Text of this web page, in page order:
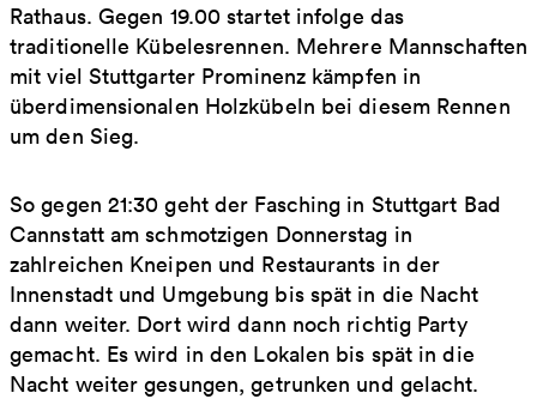
Rathaus. Gegen 19.00 startet infolge das
traditionelle Kübelesrennen. Mehrere Mannschaften
mit viel Stuttgarter Prominenz kämpfen in
überdimensionalen Holzkübeln bei diesem Rennen
um den Sieg.
So gegen 21:30 geht der Fasching in Stuttgart Bad
Cannstatt am schmotzigen Donnerstag in
zahlreichen Kneipen und Restaurants in der
Innenstadt und Umgebung bis spät in die Nacht
dann weiter. Dort wird dann noch richtig Party
gemacht. Es wird in den Lokalen bis spät in die
Nacht weiter gesungen, getrunken und gelacht.